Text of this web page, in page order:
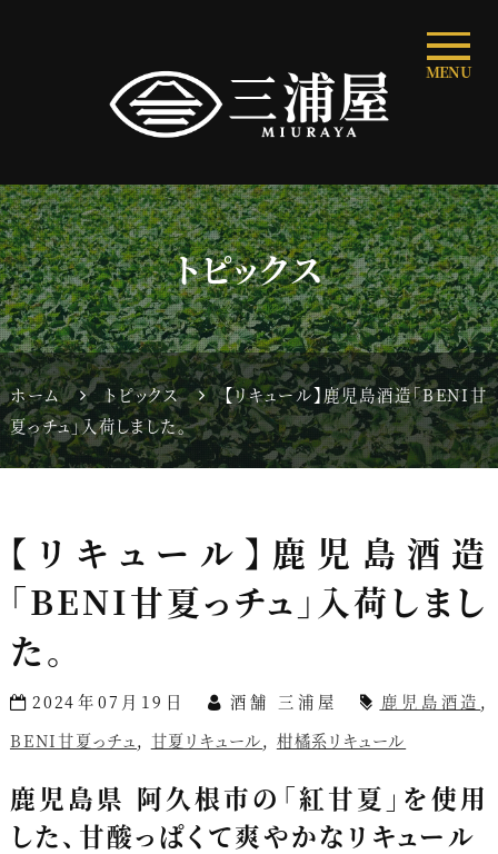
MENU
トピックス
ホーム トピックス
【リキュール】鹿児島酒造「BENI甘
夏っチュ」入荷しました。
【リキュール】鹿児島酒造
「BENI甘夏っチュ」入荷しまし
た。
2024年07月19日 酒舗 三浦屋 鹿児島酒造 ,
BENI甘夏っチュ, 甘夏リキュール, 柑橘系リキュール
鹿児島県 阿久根市の「紅甘夏」を使用
した、甘酸っぱくて爽やかなリキュール